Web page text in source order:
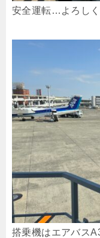
安全運転…よろしく
搭乗機はエアバス